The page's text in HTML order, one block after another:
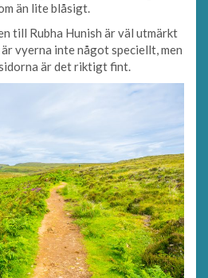
än lite blåsigt.
till Rubha Hunish är väl utmärkt
vyerna inte något speciellt, men
är det riktigt fint.